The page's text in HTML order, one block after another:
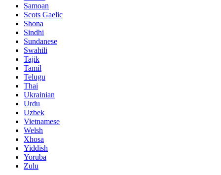
Samoan
Scots Gaelic
Shona
Sindhi
Sundanese
Swahili
Tajik
Tamil
Telugu
Thai
Ukrainian
Urdu
Uzbek
Vietnamese
Welsh
Xhosa
Yiddish
Yoruba
Zulu